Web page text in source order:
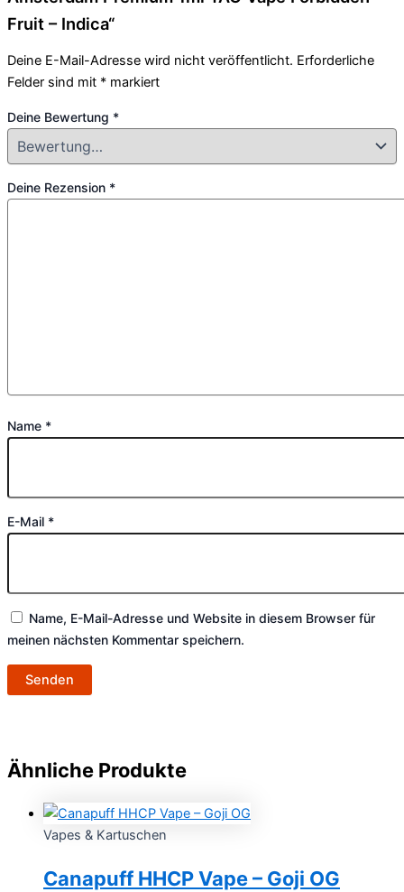
Fruit – Indica“
Deine E-Mail-Adresse wird nicht veröffentlicht. Erforderliche
Felder sind mit * markiert
Deine Bewertung *
Deine Rezension *
Name *
E-Mail *
Name, E-Mail-Adresse und Website in diesem Browser für
meinen nächsten Kommentar speichern.
Ähnliche Produkte
Vapes & Kartuschen
Canapuff HHCP Vape – Goji OG